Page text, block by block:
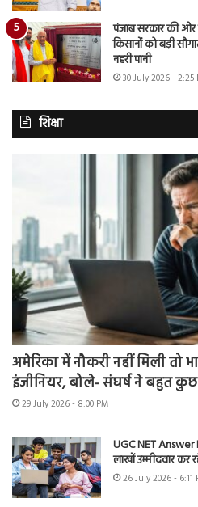
पंजाब सरकार की ओर
किसानों को बड़ी
नहरी पानी
30 July 2026 - 2:25
शिक्षा
अमेरिका में नौकरी नहीं मिली तो
इंजीनियर, बोले- संघर्ष ने बहुत
29 July 2026 - 8:00 PM
UGC NET
लाखों उम्मीदवार कर
26 July 2026 - 6:11